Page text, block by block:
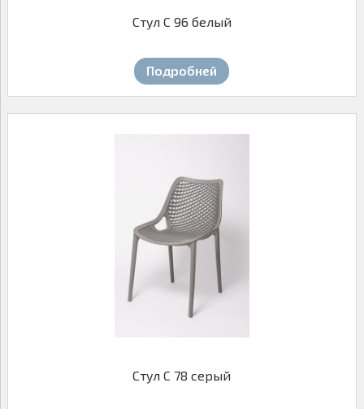
Стул С 96 белый
Подробней
Стул С 78 серый